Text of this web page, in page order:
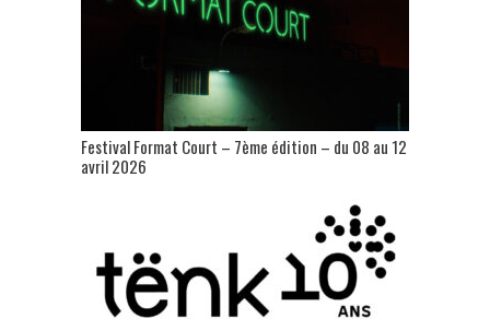
Festival Format Court – 7ème édition – du 08 au 12
avril 2026